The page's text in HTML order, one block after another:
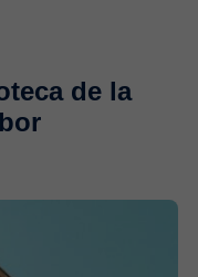
de la